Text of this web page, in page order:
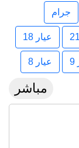
جرام
عيار 18
عيار 8
مباشر